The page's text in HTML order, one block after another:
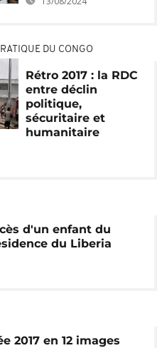
DU CONGO
Rétro 2017 : la RDC
entre déclin
politique,
sécuritaire et
humanitaire
d'un enfant du
du Liberia
2017 en 12 images